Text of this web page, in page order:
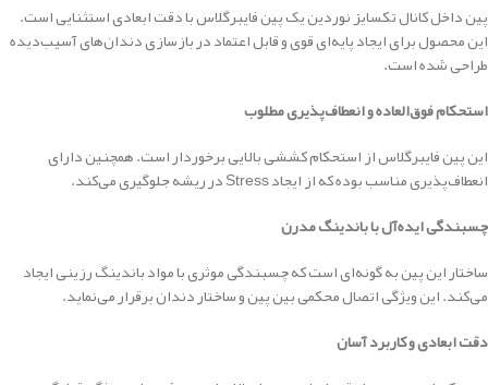
پین داخل کانال تکسایز نوردین یک پین فایبرگلاس با دقت ابعادی استثنایی است.
این محصول برای ایجاد پایه‌ای قوی و قابل اعتماد در بازسازی دندان‌های آسیب‌دیده
طراحی شده است.
استحکام فوق‌العاده و انعطاف‌پذیری مطلوب
این پین فایبرگلاس از استحکام کششی بالایی برخوردار است. همچنین دارای
انعطاف‌پذیری مناسب بوده که از ایجاد Stress در ریشه جلوگیری می‌کند.
چسبندگی ایده‌آل با باندینگ مدرن
ساختار این پین به گونه‌ای است که چسبندگی موثری با مواد باندینگ رزینی ایجاد
می‌کند. این ویژگی اتصال محکمی بین پین و ساختار دندان برقرار می‌نماید.
دقت ابعادی و کاربرد آسان